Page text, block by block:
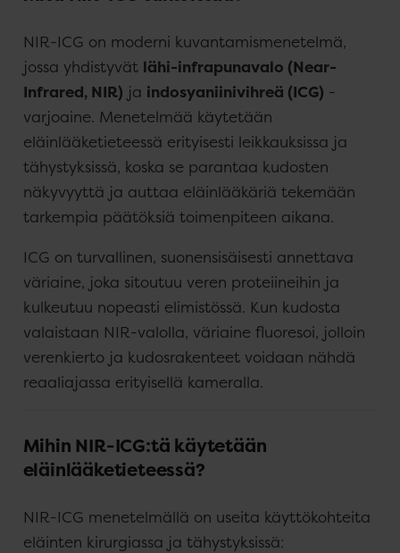
NIR-ICG on moderni kuvantamismenetelmä,
jossa yhdistyvät lähi-infrapunavalo (Near-
Infrared, NIR) ja indosyaniinivihreä (ICG) -
varjoaine. Menetelmää käytetään
eläinlääketieteessä erityisesti leikkauksissa ja
tähystyksissä, koska se parantaa kudosten
näkyvyyttä ja auttaa eläinlääkäriä tekemään
tarkempia päätöksiä toimenpiteen aikana.
ICG on turvallinen, suonensisäisesti annettava
väriaine, joka sitoutuu veren proteiineihin ja
kulkeutuu nopeasti elimistössä. Kun kudosta
valaistaan NIR-valolla, väriaine fluoresoi, jolloin
verenkierto ja kudosrakenteet voidaan nähdä
reaaliajassa erityisellä kameralla.
Mihin NIR-ICG:tä käytetään
eläinlääketieteessä?
NIR-ICG menetelmällä on useita käyttökohteita
eläinten kirurgiassa ja tähystyksissä: